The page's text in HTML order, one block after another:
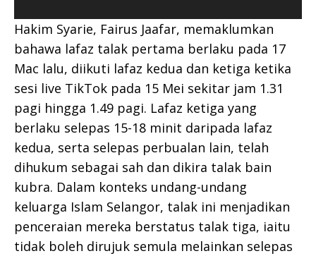
Hakim Syarie, Fairus Jaafar, memaklumkan
bahawa lafaz talak pertama berlaku pada 17
Mac lalu, diikuti lafaz kedua dan ketiga ketika
sesi live TikTok pada 15 Mei sekitar jam 1.31
pagi hingga 1.49 pagi. Lafaz ketiga yang
berlaku selepas 15-18 minit daripada lafaz
kedua, serta selepas perbualan lain, telah
dihukum sebagai sah dan dikira talak bain
kubra. Dalam konteks undang-undang
keluarga Islam Selangor, talak ini menjadikan
penceraian mereka berstatus talak tiga, iaitu
tidak boleh dirujuk semula melainkan selepas